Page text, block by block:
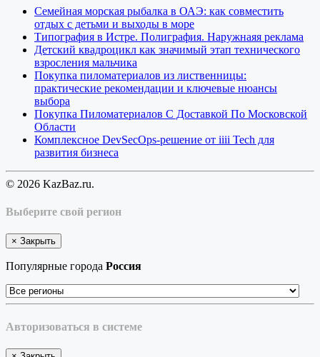
Семейная морская рыбалка в ОАЭ: как совместить
отдых с детьми и выходы в море
Типография в Истре. Полиграфия. Наружнаяя реклама
Детский квадроцикл как значимый этап технического
взросления мальчика
Покупка пиломатериалов из лиственницы:
практические рекомендации и ключевые нюансы
выбора
Покупка Пиломатериалов С Доставкой По Московской
Области
Комплексное DevSecOps-решение от iiii Tech для
развития бизнеса
© 2026 KazBaz.ru.
Выберите свой регион
× Закрыть
Популярные города Россия
Авторизоваться в системе